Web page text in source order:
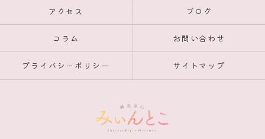
アクセス ブログ
コラム お問い合わせ
プライバシーポリシー サイトマップ